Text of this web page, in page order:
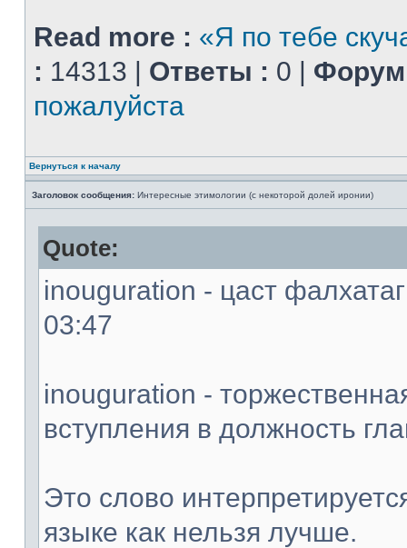
Read more : «Я по тебе
: 14313 | Ответы : 0 |
пожалуйста
Вернуться к началу
Заголовок сообщения: Интересные этимологии (с некоторой долей иронии)
Quote:
inouguration - цаст
03:47
inouguration -
вступления в должность
Это слово
языке как нельзя лучше.